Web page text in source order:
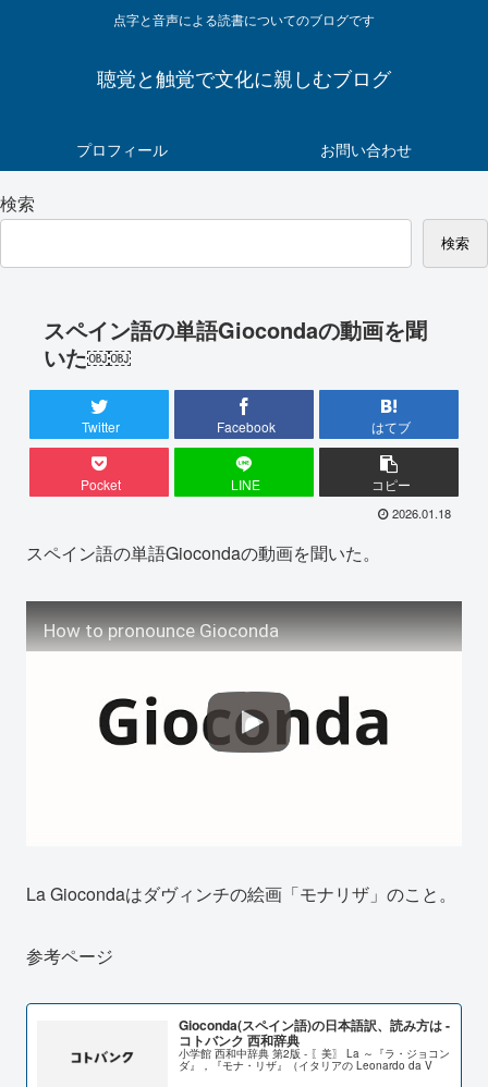
点字と音声による読書についてのブログです
聴覚と触覚で文化に親しむブログ
プロフィール お問い合わせ
検索
検索
スペイン語の単語Giocondaの動画を聞
いた￼￼
Twitter Facebook はてブ
Pocket LINE コピー
2026.01.18
スペイン語の単語Giocondaの動画を聞いた。
How to pronounce Gioconda
La Giocondaはダヴィンチの絵画「モナリザ」のこと。
参考ページ
Gioconda(スペイン語)の日本語訳、読み方は -
コトバンク 西和辞典
小学館 西和中辞典 第2版 - 〖美〗 La ～『ラ・ジョコン
ダ』，『モナ・リザ』（イタリアの Leonardo da V